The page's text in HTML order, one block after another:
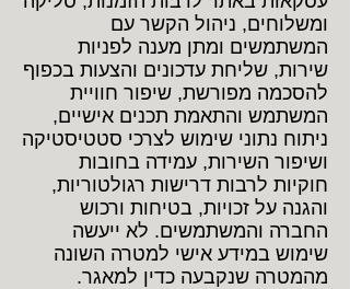
ומשלוחים, ניהול הקשר עם
המשתמשים ומתן מענה לפניות
שירות, שליחת עדכונים והצעות בכפוף
להסכמה מפורשת, שיפור חוויית
המשתמש והתאמת תכנים אישיים,
ניתוח נתוני שימוש לצרכי סטטיסטיקה
ושיפור השירות, עמידה בחובות
חוקיות לרבות דרישות רגולטוריות,
והגנה על זכויות, בטיחות ורכוש
החברה והמשתמשים. לא ייעשה
שימוש במידע אישי למטרה השונה
מהמטרה שנקבעה כדין למאגר.